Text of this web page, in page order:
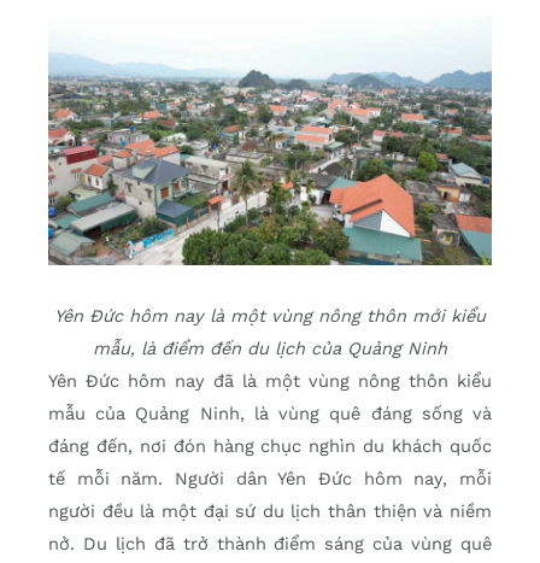
Yên Đức hôm nay là một vùng nông thôn mới kiểu
mẫu, là điểm đến du lịch của Quảng Ninh
Yên Đức hôm nay đã là một vùng nông thôn kiểu
mẫu của Quảng Ninh, là vùng quê đáng sống và
đáng đến, nơi đón hàng chục nghìn du khách quốc
tế mỗi năm. Người dân Yên Đức hôm nay, mỗi
người đều là một đại sứ du lịch thân thiện và niềm
nở. Du lịch đã trở thành điểm sáng của vùng quê